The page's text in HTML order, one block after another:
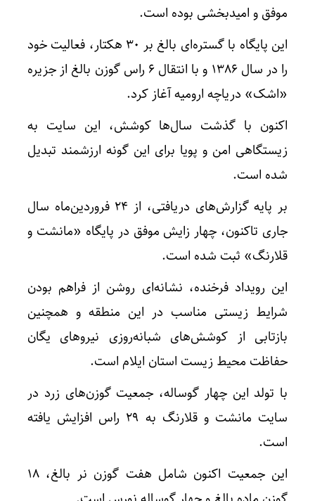
موفق و امیدبخشی بوده است.
این پایگاه با گستره‌ای بالغ بر ۳۰ هکتار، فعالیت خود
را در سال ۱۳۸۶ و با انتقال ۶ راس گوزن بالغ از جزیره
«اشک» دریاچه ارومیه آغاز کرد.
اکنون با گذشت سال‌ها کوشش، این سایت به
زیستگاهی امن و پویا برای این گونه ارزشمند تبدیل
شده است.
بر پایه گزارش‌های دریافتی، از ۲۴ فروردین‌ماه سال
جاری تاکنون، چهار زایش موفق در پایگاه «مانشت و
قلارنگ» ثبت شده است.
این رویداد فرخنده، نشانه‌ای روشن از فراهم بودن
شرایط زیستی مناسب در این منطقه و همچنین
بازتابی از کوشش‌های شبانه‌روزی نیروهای یگان
حفاظت محیط زیست استان ایلام است.
با تولد این چهار گوساله، جمعیت گوزن‌های زرد در
سایت مانشت و قلارنگ به ۲۹ راس افزایش یافته
است.
این جمعیت اکنون شامل هفت گوزن نر بالغ، ۱۸